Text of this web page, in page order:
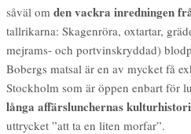
såväl om den vackra inredningen
tallrikarna: Skagenröra, oxtartar,
mejrams- och portvinskryddad)
Bobergs matsal är en av mycket få
Stockholm som är öppen enbart för
långa affärslunchernas
uttrycket ”att ta en liten morfar”.